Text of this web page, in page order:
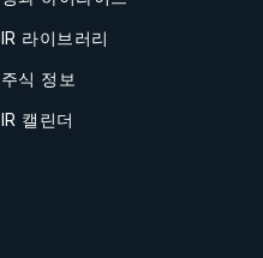
IR 라이브러리
주식 정보
IR 캘린더